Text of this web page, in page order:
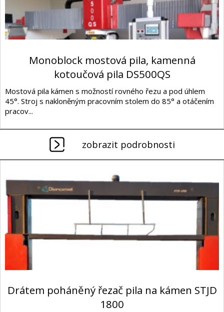
Monoblock mostová pila, kamenná
kotoučová pila DS500QS
Mostová pila kámen s možností rovného řezu a pod úhlem
45°. Stroj s nakloněným pracovním stolem do 85° a otáčením
pracov...
zobrazit podrobnosti
Drátem poháněný řezač pila na kámen STJD
1800